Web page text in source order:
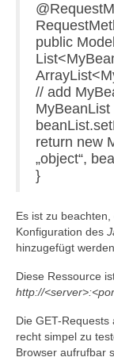
public
// add
return new
„object“,
}
Es ist zu
Konfiguration des
hinzugefügt
Diese Ressource
http://
Die GET-
recht simpel zu
Browser aufrufbar